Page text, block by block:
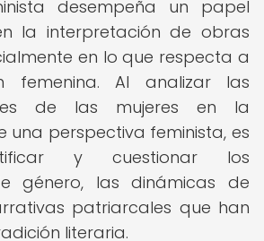
desempeña un papel
la interpretación de obras
en lo que respecta a
femenina. Al analizar las
de las mujeres en la
una perspectiva feminista, es
y cuestionar los
género, las dinámicas de
patriarcales que han
literaria.